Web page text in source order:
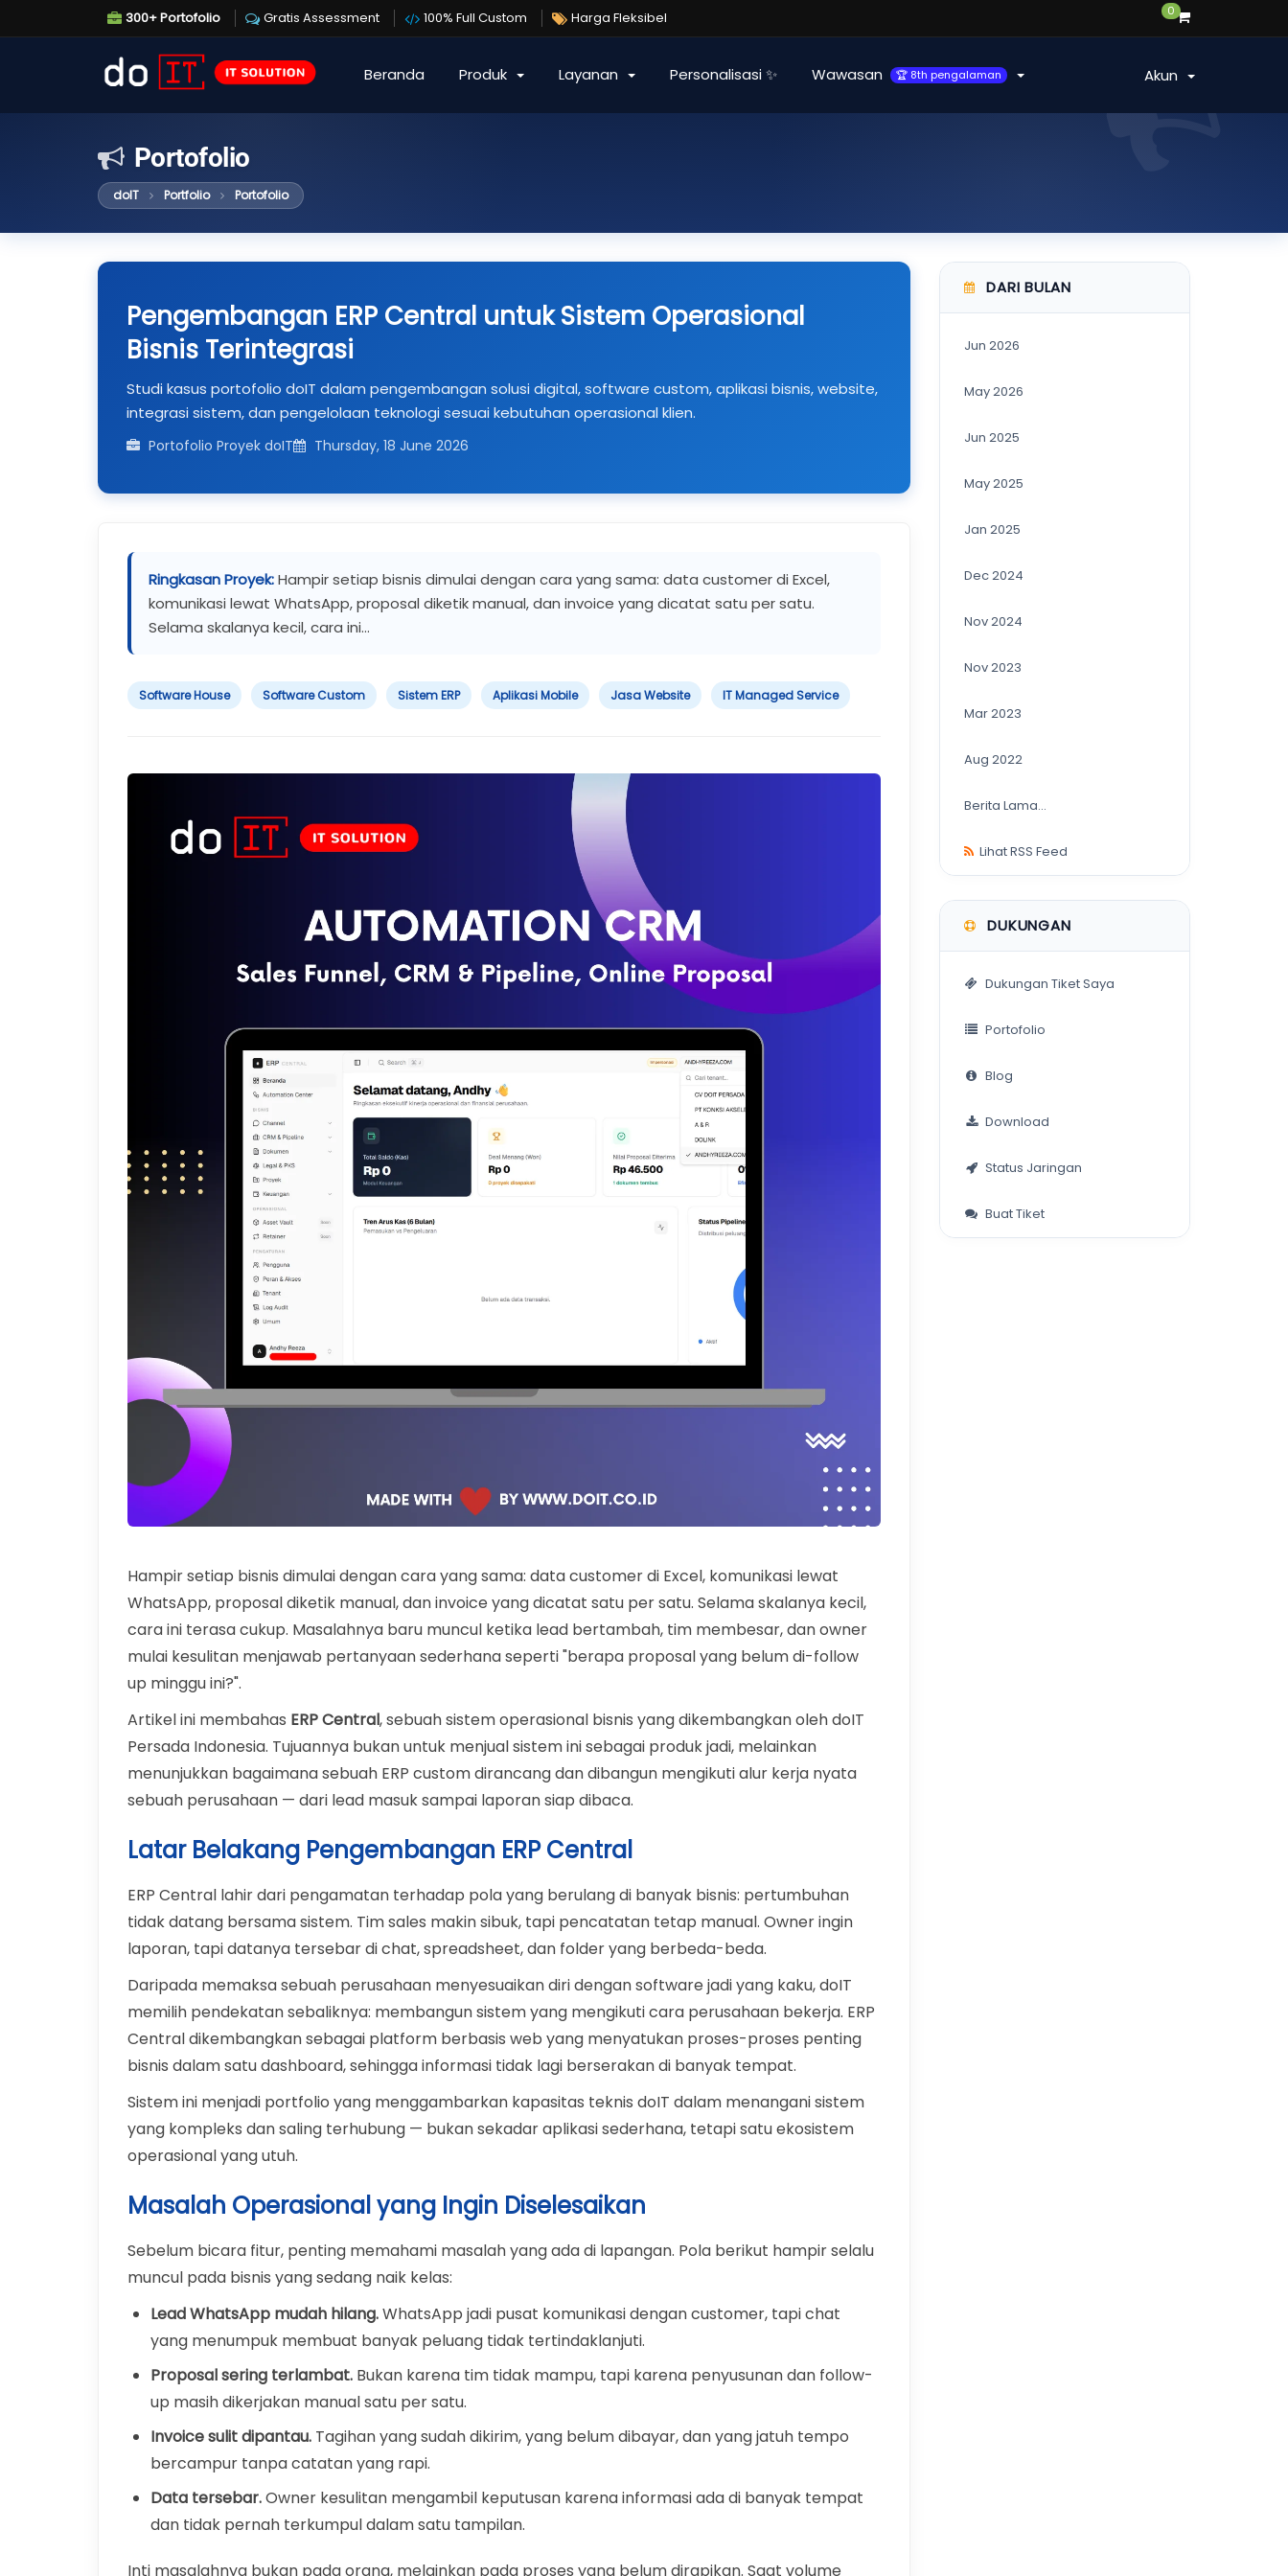
300+ Portofolio Gratis Assessment 100% Full Custom Harga Fleksibel 0
Beranda Produk Layanan Personalisasi ✨ Wawasan 🏆 8th pengalaman Akun
Portofolio
doIT Portfolio Portofolio
DARI BULAN
Jun 2026
May 2026
Jun 2025
May 2025
Jan 2025
Dec 2024
Nov 2024
Nov 2023
Mar 2023
Aug 2022
Berita Lama...
Lihat RSS Feed
Pengembangan ERP Central untuk Sistem Operasional
Bisnis Terintegrasi
Studi kasus portofolio doIT dalam pengembangan solusi digital, software custom, aplikasi bisnis, website,
integrasi sistem, dan pengelolaan teknologi sesuai kebutuhan operasional klien.
Portofolio Proyek doIT Thursday, 18 June 2026
Ringkasan Proyek:Hampir setiap bisnis dimulai dengan cara yang sama: data customer di Excel,
komunikasi lewat WhatsApp, proposal diketik manual, dan invoice yang dicatat satu per satu.
Selama skalanya kecil, cara ini...
Software House Software Custom Sistem ERP Aplikasi Mobile Jasa Website IT Managed Service
Hampir setiap bisnis dimulai dengan cara yang sama: data customer di Excel, komunikasi lewat
WhatsApp, proposal diketik manual, dan invoice yang dicatat satu per satu. Selama skalanya kecil,
cara ini terasa cukup. Masalahnya baru muncul ketika lead bertambah, tim membesar, dan owner
mulai kesulitan menjawab pertanyaan sederhana seperti "berapa proposal yang belum di-follow
up minggu ini?".
Artikel ini membahas ERP Central, sebuah sistem operasional bisnis yang dikembangkan oleh doIT
Persada Indonesia. Tujuannya bukan untuk menjual sistem ini sebagai produk jadi, melainkan
menunjukkan bagaimana sebuah ERP custom dirancang dan dibangun mengikuti alur kerja nyata
sebuah perusahaan — dari lead masuk sampai laporan siap dibaca.
Latar Belakang Pengembangan ERP Central
ERP Central lahir dari pengamatan terhadap pola yang berulang di banyak bisnis: pertumbuhan
tidak datang bersama sistem. Tim sales makin sibuk, tapi pencatatan tetap manual. Owner ingin
laporan, tapi datanya tersebar di chat, spreadsheet, dan folder yang berbeda-beda.
Daripada memaksa sebuah perusahaan menyesuaikan diri dengan software jadi yang kaku, doIT
memilih pendekatan sebaliknya: membangun sistem yang mengikuti cara perusahaan bekerja. ERP
Central dikembangkan sebagai platform berbasis web yang menyatukan proses-proses penting
bisnis dalam satu dashboard, sehingga informasi tidak lagi berserakan di banyak tempat.
Sistem ini menjadi portfolio yang menggambarkan kapasitas teknis doIT dalam menangani sistem
yang kompleks dan saling terhubung — bukan sekadar aplikasi sederhana, tetapi satu ekosistem
operasional yang utuh.
Masalah Operasional yang Ingin Diselesaikan
Sebelum bicara fitur, penting memahami masalah yang ada di lapangan. Pola berikut hampir selalu
muncul pada bisnis yang sedang naik kelas:
Lead WhatsApp mudah hilang.WhatsApp jadi pusat komunikasi dengan customer, tapi chat
yang menumpuk membuat banyak peluang tidak tertindaklanjuti.
Proposal sering terlambat. Bukan karena tim tidak mampu, tapi karena penyusunan dan follow-
up masih dikerjakan manual satu per satu.
Invoice sulit dipantau. Tagihan yang sudah dikirim, yang belum dibayar, dan yang jatuh tempo
bercampur tanpa catatan yang rapi.
Data tersebar.Owner kesulitan mengambil keputusan karena informasi ada di banyak tempat
dan tidak pernah terkumpul dalam satu tampilan.
Inti masalahnya bukan pada orang, melainkan pada proses yang belum dirapikan. Saat volume
DUKUNGAN
Dukungan Tiket Saya
Portofolio
Blog
Download
Status Jaringan
Buat Tiket